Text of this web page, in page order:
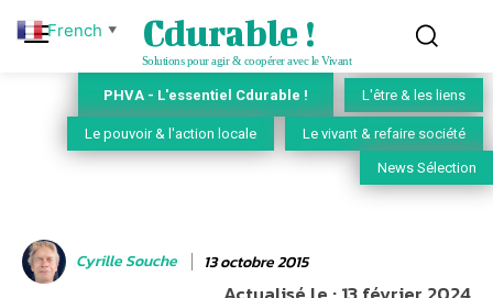
Cdurable !
Solutions pour agir & coopérer avec le Vivant
PHVA - L'essentiel Cdurable ! L'être & les liens
Le pouvoir & l'action locale Le vivant & refaire société
News Sélection
Cyrille Souche 13 octobre 2015
French ▼